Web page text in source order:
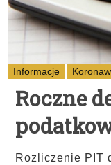
Informacje
Roczne
Rozliczenie PIT